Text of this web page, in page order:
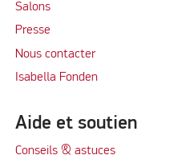
Salons
Presse
Nous contacter
Isabella Fonden
Aide et soutien
Conseils & astuces